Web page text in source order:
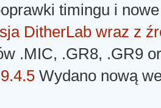
timingu i
DitherLab wraz z
.MIC, .GR8, .GR9
Wydano nową